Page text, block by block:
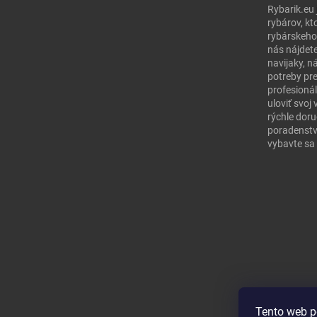
Tento web
Rybarik.eu
rybárov,
nás
navijaky,
potreby
uloviť svoj
rýchle
vybavte sa